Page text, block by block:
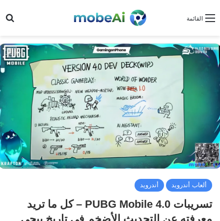
القائمة
ألعاب أندرويد أندرويد
تسريبات PUBG Mobile 4.0 – كل ما تريد